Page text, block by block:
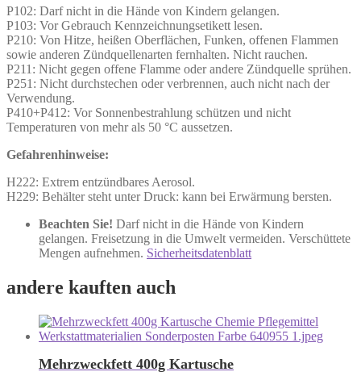
P102: Darf nicht in die Hände von Kindern gelangen.
P103: Vor Gebrauch Kennzeichnungsetikett lesen.
P210: Von Hitze, heißen Oberflächen, Funken, offenen Flammen
sowie anderen Zündquellenarten fernhalten. Nicht rauchen.
P211: Nicht gegen offene Flamme oder andere Zündquelle sprühen.
P251: Nicht durchstechen oder verbrennen, auch nicht nach der
Verwendung.
P410+P412: Vor Sonnenbestrahlung schützen und nicht
Temperaturen von mehr als 50 °C aussetzen.
Gefahrenhinweise:
H222: Extrem entzündbares Aerosol.
H229: Behälter steht unter Druck: kann bei Erwärmung bersten.
Beachten Sie! Darf nicht in die Hände von Kindern
gelangen. Freisetzung in die Umwelt vermeiden. Verschüttete
Mengen aufnehmen. Sicherheitsdatenblatt
andere kauften auch
Mehrzweckfett 400g Kartusche